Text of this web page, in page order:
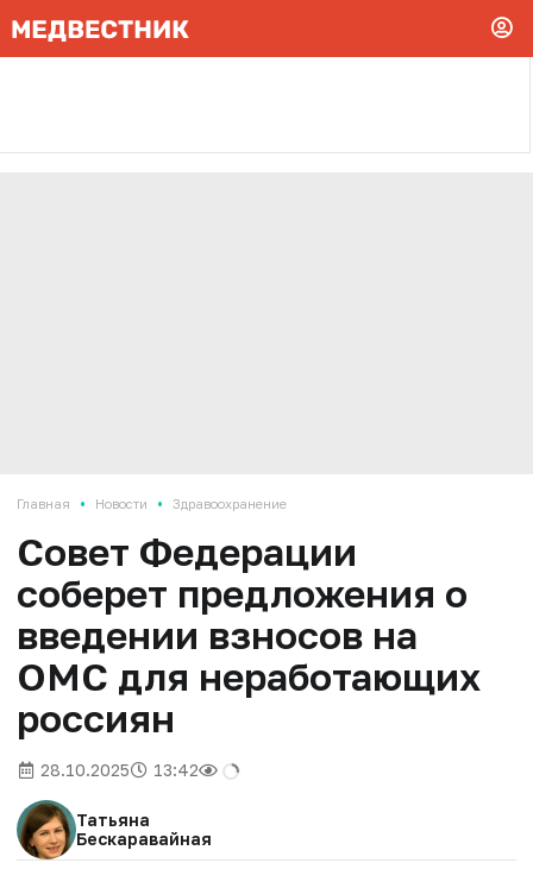
Главная • Новости • Здравоохранение
Совет Федерации
соберет предложения о
введении взносов на
ОМС для неработающих
россиян
28.10.2025 13:42
Татьяна
Бескаравайная